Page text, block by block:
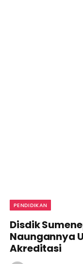
PENDIDIKAN
Disdik
Naungannya
Akreditasi